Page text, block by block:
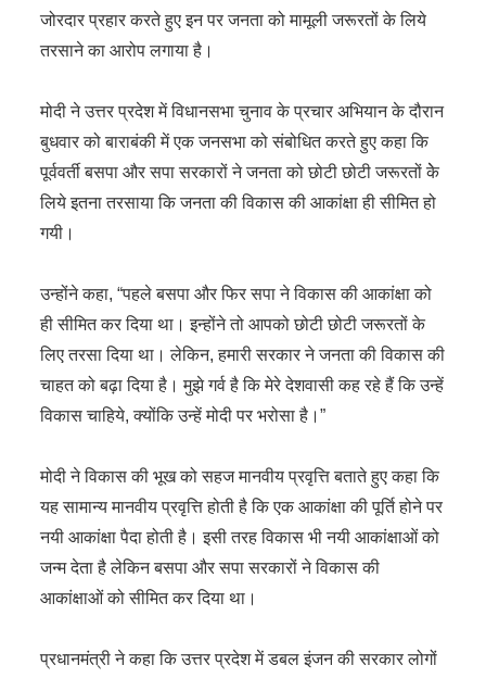
जोरदार प्रहार करते हुए इन पर जनता को मामूली जरूरतों के लिये
तरसाने का आरोप लगाया है।
मोदी ने उत्तर प्रदेश में विधानसभा चुनाव के प्रचार अभियान के दौरान
बुधवार को बाराबंकी में एक जनसभा को संबोधित करते हुए कहा कि
पूर्ववर्ती बसपा और सपा सरकारों ने जनता को छोटी छोटी जरूरतों केे
लिये इतना तरसाया कि जनता की विकास की आकांक्षा ही सीमित हो
गयी।
उन्होंने कहा, “पहले बसपा और फिर सपा ने विकास की आकांक्षा को
ही सीमित कर दिया था। इन्होंने तो आपको छोटी छोटी जरूरतों के
लिए तरसा दिया था। लेकिन, हमारी सरकार ने जनता की विकास की
चाहत को बढ़ा दिया है। मुझे गर्व है कि मेरे देशवासी कह रहे हैं कि उन्हें
विकास चाहिये, क्योंकि उन्हें मोदी पर भरोसा है।”
मोदी ने विकास की भूख को सहज मानवीय प्रवृत्ति बताते हुए कहा कि
यह सामान्य मानवीय प्रवृत्ति होती है कि एक आकांक्षा की पूर्ति होने पर
नयी आकांक्षा पैदा होती है। इसी तरह विकास भी नयी आकांक्षाओं को
जन्म देता है लेकिन बसपा और सपा सरकारों ने विकास की
आकांक्षाओं को सीमित कर दिया था।
प्रधानमंत्री ने कहा कि उत्तर प्रदेश में डबल इंजन की सरकार लोगों